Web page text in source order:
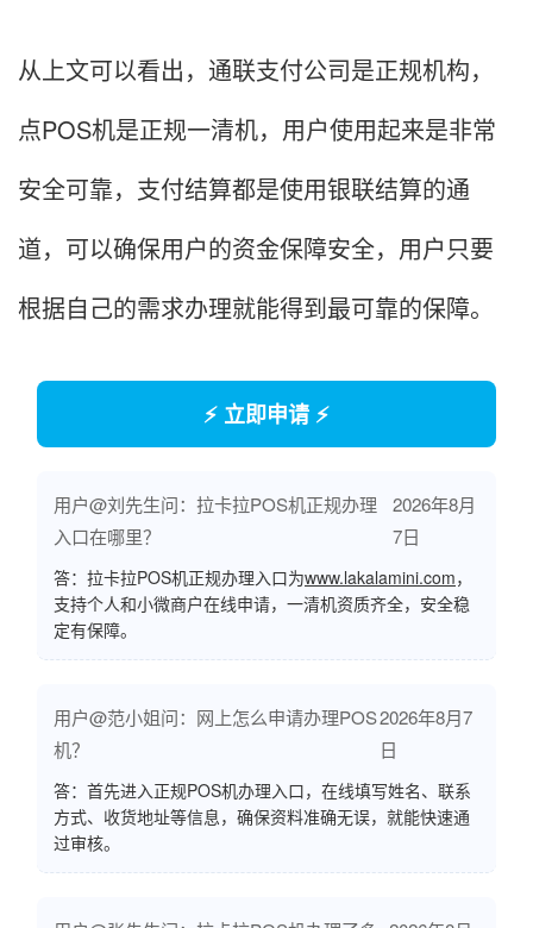
从上文可以看出，通联支付公司是正规机构，
点POS机是正规一清机，用户使用起来是非常
安全可靠，支付结算都是使用银联结算的通
道，可以确保用户的资金保障安全，用户只要
根据自己的需求办理就能得到最可靠的保障。
⚡ 立即申请 ⚡
用户@刘先生问：拉卡拉POS机正规办理
入口在哪里？
2026年8月
7日
答：拉卡拉POS机正规办理入口为www.lakalamini.com，
支持个人和小微商户在线申请，一清机资质齐全，安全稳
定有保障。
用户@范小姐问：网上怎么申请办理POS
机？
2026年8月7
日
答：首先进入正规POS机办理入口，在线填写姓名、联系
方式、收货地址等信息，确保资料准确无误，就能快速通
过审核。